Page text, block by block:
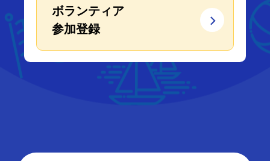
ボランティア
参加登録